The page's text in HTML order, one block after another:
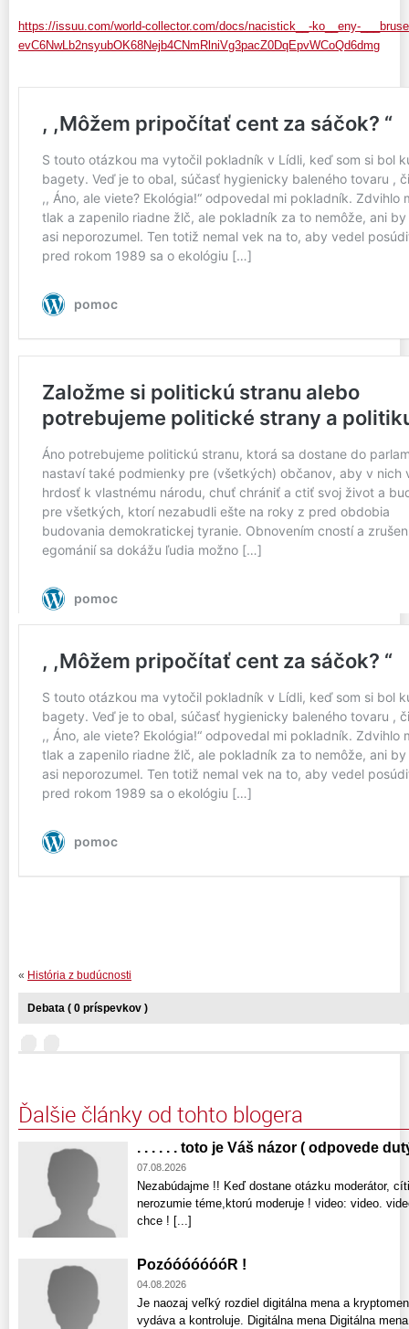
https://issuu.com/world-collector.com/docs/nacistick__-ko__eny-
evC6NwLb2nsyubOK68Nejb4CNmRlniVg3pacZ0DqEpvWCoQd6dmg
« História z budúcnosti
Debata ( 0 príspevkov )
Ďalšie články od tohto blogera
. . . . . . toto je Váš názor ( odpovede
07.08.2026
Nezabúdajme !! Keď dostane otázku moderátor,
nerozumie téme,ktorú moderuje ! video: video.
chce ! [...]
PozóóóóóóóR !
04.08.2026
Je naozaj veľký rozdiel digitálna mena a
vydáva a kontroluje. Digitálna mena Digitálna